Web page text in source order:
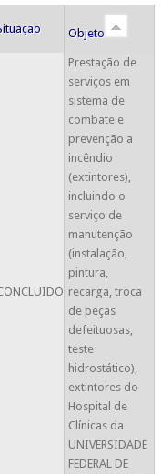
Objeto
Prestação de
serviços em
sistema de
combate e
prevenção a
incêndio
(extintores),
incluindo o
serviço de
manutenção
(instalação,
pintura,
recarga, troca
de peças
defeituosas,
teste
hidrostático),
extintores do
Hospital de
Clínicas da
UNIVERSIDADE
FEDERAL DE